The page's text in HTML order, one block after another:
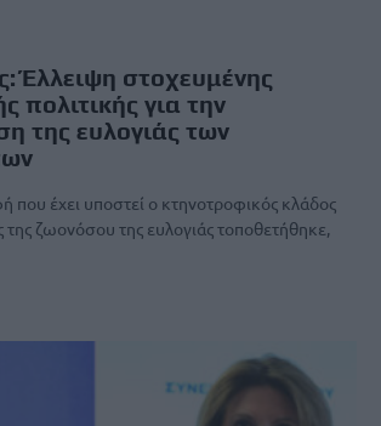
Έλλειψη στοχευμένης
πολιτικής για την
της ευλογιάς των
που έχει υποστεί ο κτηνοτροφικός κλάδος
της ζωονόσου της ευλογιάς τοποθετήθηκε,